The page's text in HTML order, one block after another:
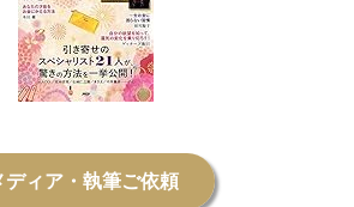
ディア・執筆ご依頼